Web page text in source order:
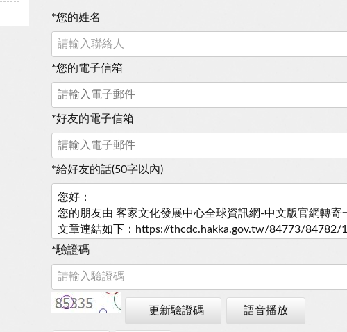
*您的姓名
*您的電子信箱
*好友的電子信箱
*給好友的話(50字以內)
*驗證碼
更新驗證碼 語音播放